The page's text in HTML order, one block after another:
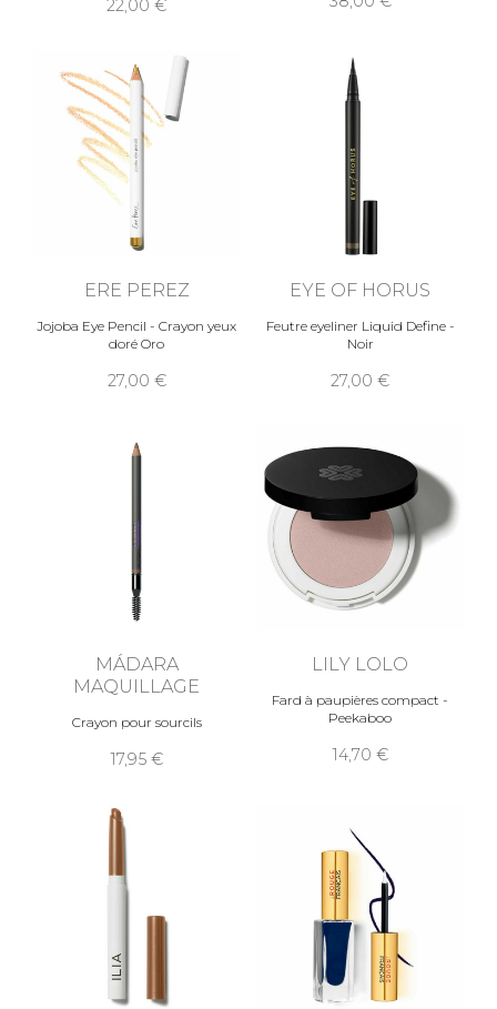
22,00
ERE PEREZ
Jojoba Eye Pencil - Crayon yeux
doré Oro
27,00
EYE OF HORUS
Feutre eyeliner Liquid Define -
Noir
27,00
MÁDARA
MAQUILLAGE
Crayon pour sourcils
17,95
LILY LOLO
Fard à paupières compact -
Peekaboo
14,70